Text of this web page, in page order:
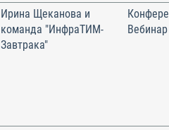
Ирина Щеканова и
команда "ИнфраТИМ-
Завтрака"
Вебинар